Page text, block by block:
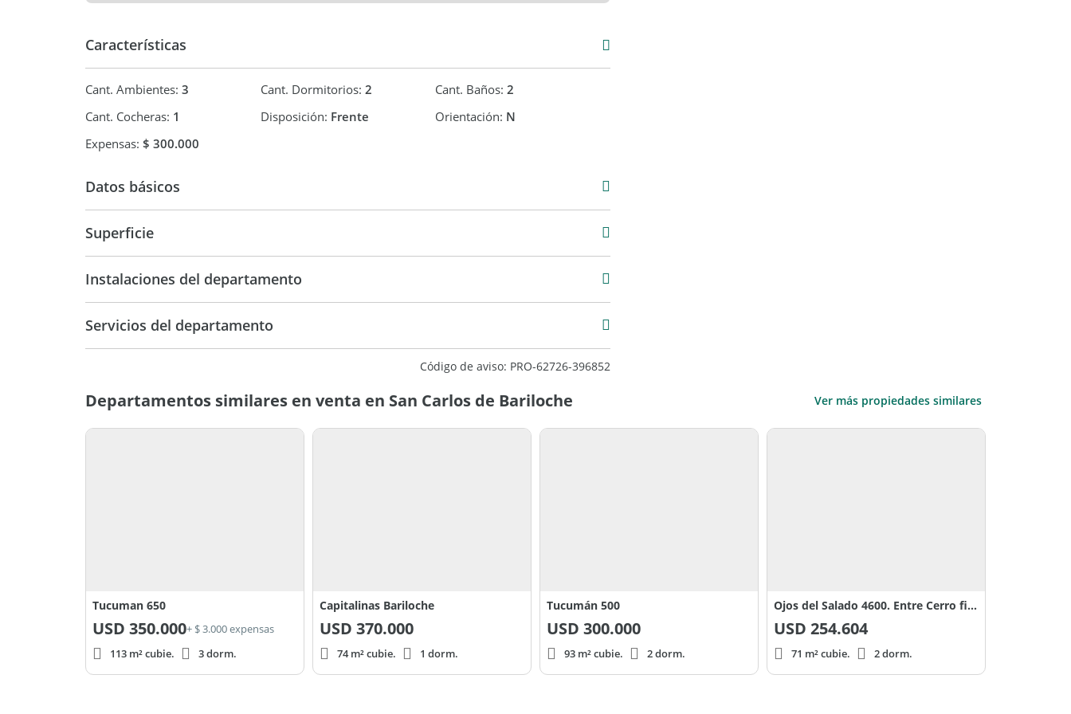
B612 es el primer complejo con certificación Edge en sustentabilidad en la ciudad.
Equipamiento:
Aire acondicionado
Lavavajillas
Microondas
Horno
Cerradura inteligente
Características
Cant. Ambientes: 3 Cant. Dormitorios: 2 Cant. Baños:2
Cant. Cocheras: 1 Disposición: Frente Orientación: N
Expensas: $ 300.000
Datos básicos
Departamento
Superficie
Instalaciones del departamento
Servicios del departamento
Código de aviso: PRO-62726-396852
Departamentos similares en venta en San Carlos de Bariloche Ver más propiedades similares
Tucuman 650
USD 350.000+ $ 3.000 expensas
113 m² cubie.
3 dorm.
Capitalinas Bariloche
USD 370.000
74 m² cubie. 1 dorm.
Tucumán 500
USD 300.000
93 m² cubie. 2 dorm.
Ojos del Salado 4600. Entre Cerro fia y Chenque
USD 254.604
71 m² cubie. 2 dorm.